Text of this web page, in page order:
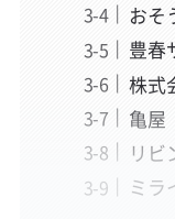
おそ
豊春
株式
亀屋
リビ
ミラ